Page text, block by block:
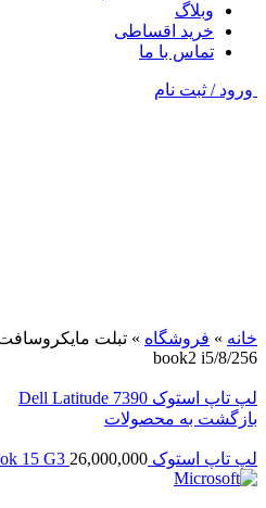
وبلاگ
خرید اقساطی
تماس با ما
ورود / ثبت نام
خانه » فروشگاه »
book2 i5/8/256
لپ تاپ استوک Dell Latitude 7390
بازگشت به محصولات
لپ تاپ استوک HP ZBook 15 G3 26,000,000